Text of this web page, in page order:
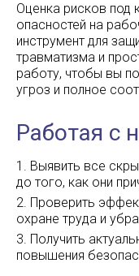
Оценка рисков под
опасностей на
инструмент для
травматизма и
работу, чтобы вы
угроз и полное
Работая с
Выявить все
до того, как они
Проверить
охране труда и
Получить
повышения